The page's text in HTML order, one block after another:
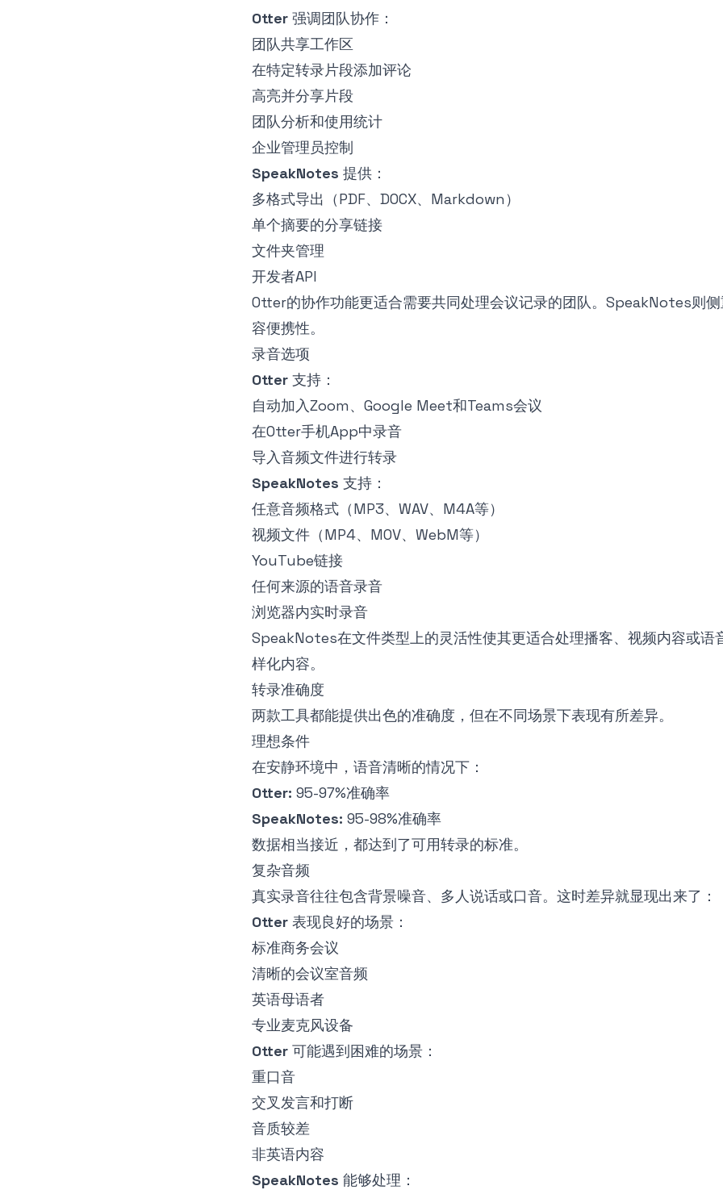
Otter 强调团队协作：
团队共享工作区
在特定转录片段添加评论
高亮并分享片段
团队分析和使用统计
企业管理员控制
SpeakNotes 提供：
多格式导出（PDF、DOCX、Markdown）
单个摘要的分享链接
文件夹管理
开发者API
Otter的协作功能更适合需要共同处理会议记录的团队。SpeakNotes则
容便携性。
录音选项
Otter 支持：
自动加入Zoom、Google Meet和Teams会议
在Otter手机App中录音
导入音频文件进行转录
SpeakNotes 支持：
任意音频格式（MP3、WAV、M4A等）
视频文件（MP4、MOV、WebM等）
YouTube链接
任何来源的语音录音
浏览器内实时录音
SpeakNotes在文件类型上的灵活性使其更适合处理播客、视频内容或语
样化内容。
转录准确度
两款工具都能提供出色的准确度，但在不同场景下表现有所差异。
理想条件
在安静环境中，语音清晰的情况下：
Otter: 95-97%准确率
SpeakNotes: 95-98%准确率
数据相当接近，都达到了可用转录的标准。
复杂音频
真实录音往往包含背景噪音、多人说话或口音。这时差异就显现出来了：
Otter 表现良好的场景：
标准商务会议
清晰的会议室音频
英语母语者
专业麦克风设备
Otter 可能遇到困难的场景：
重口音
交叉发言和打断
音质较差
非英语内容
SpeakNotes 能够处理：